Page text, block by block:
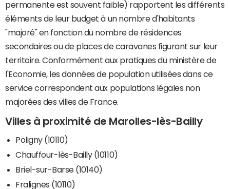
permanente est souvent faible) rapportent les différents
éléments de leur budget à un nombre d'habitants
"majoré" en fonction du nombre de résidences
secondaires ou de places de caravanes figurant sur leur
territoire. Conformément aux pratiques du ministère de
l'Economie, les données de population utilisées dans ce
service correspondent aux populations légales non
majorées des villes de France.
Villes à proximité de Marolles-lès-Bailly
Poligny (10110)
Chauffour-lès-Bailly (10110)
Briel-sur-Barse (10140)
Fralignes (10110)